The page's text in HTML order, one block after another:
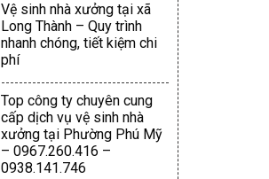
Vệ sinh nhà xưởng tại xã
Long Thành – Quy trình
nhanh chóng, tiết kiệm chi
phí
Top công ty chuyên cung
cấp dịch vụ vệ sinh nhà
xưởng tại Phường Phú Mỹ
– 0967.260.416 –
0938.141.746